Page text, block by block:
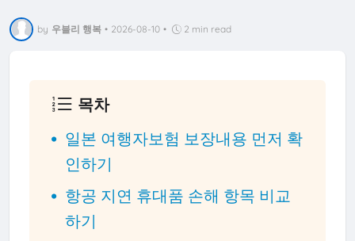
by 우블리 행복 • 2026-08-10 • 2 min read
목차
일본 여행자보험 보장내용 먼저 확
인하기
항공 지연 휴대품 손해 항목 비교
하기